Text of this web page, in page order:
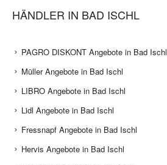
HÄNDLER IN BAD ISCHL
PAGRO DISKONT Angebote in Bad Ischl
Müller Angebote in Bad Ischl
LIBRO Angebote in Bad Ischl
Lidl Angebote in Bad Ischl
Fressnapf Angebote in Bad Ischl
Hervis Angebote in Bad Ischl